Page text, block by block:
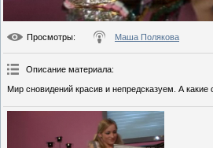
Просмотры: Маша Полякова
Описание материала:
Мир сновидений красив и непредсказуем. А какие